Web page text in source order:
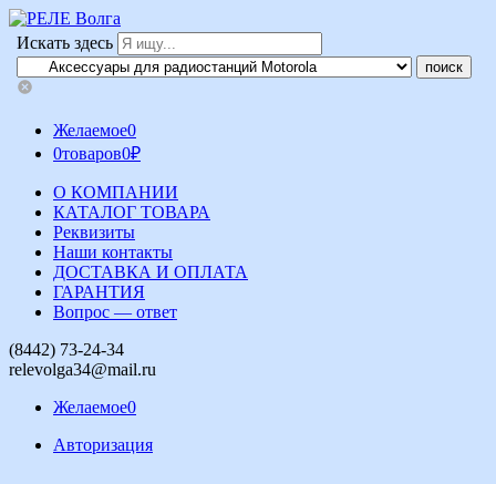
Искать здесь
Желаемое0
0товаров0₽
О КОМПАНИИ
КАТАЛОГ ТОВАРА
Реквизиты
Наши контакты
ДОСТАВКА И ОПЛАТА
ГАРАНТИЯ
Вопрос — ответ
(8442) 73-24-34
relevolga34@mail.ru
Желаемое0
Авторизация